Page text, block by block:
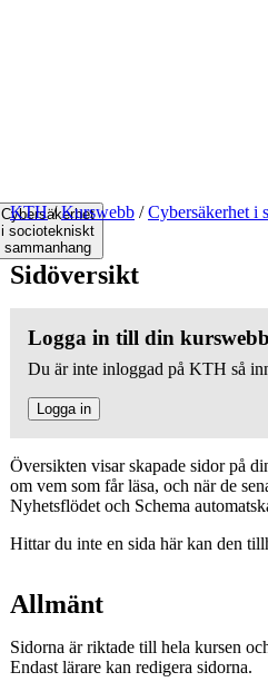
Cybersäkerhet
i sociotekniskt
sammanhang
KTH / Kurswebb / Cybersäkerhet i
Sidöversikt
Logga in till din kurswebb
Du är inte inloggad på KTH så
Logga in
Översikten visar skapade sidor på
om vem som får läsa, och när de
Nyhetsflödet och Schema
Hittar du inte en sida här kan den
Allmänt
Sidorna är riktade till hela kursen
Endast lärare kan redigera sidorna.